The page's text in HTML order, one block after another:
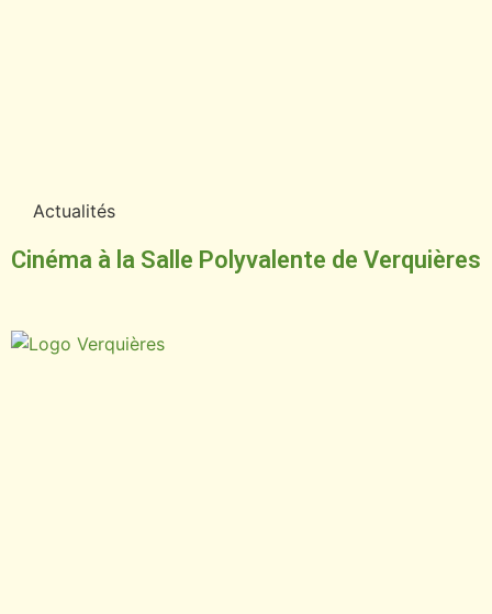
Actualités
Cinéma à la Salle Polyvalente de Verquières